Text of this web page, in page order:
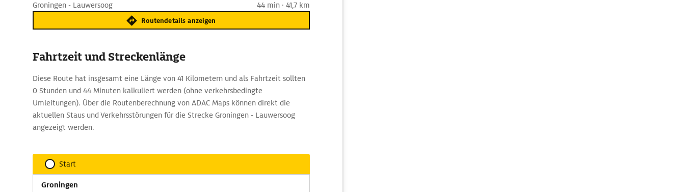
Groningen - Lauwersoog 44 min · 41,7 km
Routendetails anzeigen
Fahrtzeit und Streckenlänge
Diese Route hat insgesamt eine Länge von 41 Kilometern und als Fahrtzeit sollten
0 Stunden und 44 Minuten kalkuliert werden (ohne verkehrsbedingte
Umleitungen). Über die Routenberechnung von ADAC Maps können direkt die
aktuellen Staus und Verkehrsstörungen für die Strecke Groningen - Lauwersoog
angezeigt werden.
Start
Groningen